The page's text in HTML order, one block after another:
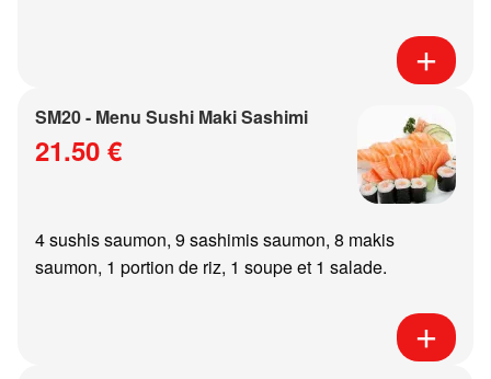
SM20 - Menu Sushi Maki Sashimi
21.50 €
4 sushis saumon, 9 sashimis saumon, 8 makis
saumon, 1 portion de riz, 1 soupe et 1 salade.